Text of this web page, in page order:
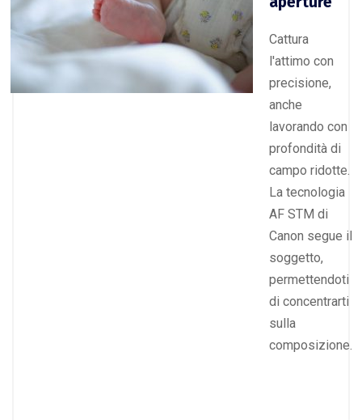
Cattura
l'attimo con
precisione,
anche
lavorando con
profondità di
campo ridotte.
La tecnologia
AF STM di
Canon segue il
soggetto,
permettendoti
di concentrarti
sulla
composizione.